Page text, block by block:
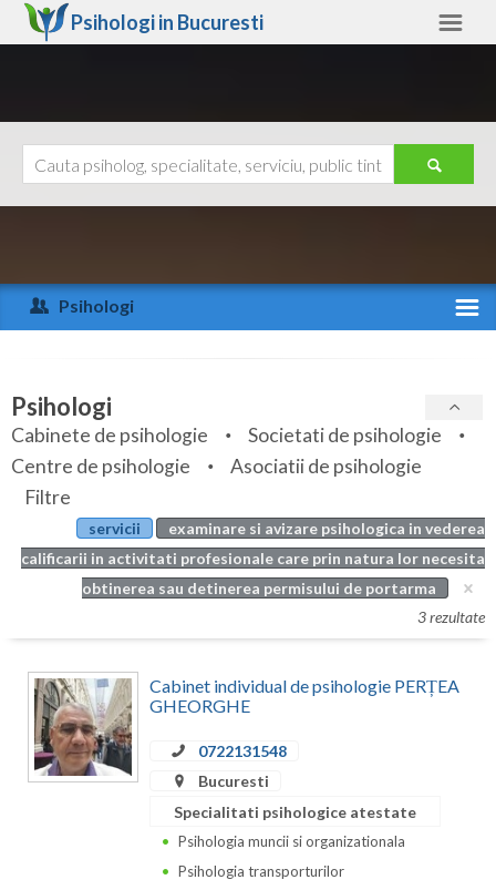
Psihologi in Bucuresti
Arad
Arges
Bihor
Bistrita-Nasaud
Botosani
Braila
Bucuresti
Buzau
Calarasi
Caras-Severin
Ajutor
Psihologi
Specialitati
Servicii
Articole
Evenimente
Cabinet
Psihologi
Cabinete de psihologie
Societati de psihologie
Centre de psihologie
Asociatii de psihologie
Filtre
servicii
examinare si avizare psihologica in vederea
calificarii in activitati profesionale care prin natura lor necesita
obtinerea sau detinerea permisului de portarma
3 rezultate
Cabinet individual de psihologie PERȚEA
GHEORGHE
0722131548
Bucuresti
Specialitati psihologice atestate
Psihologia muncii si organizationala
Psihologia transporturilor